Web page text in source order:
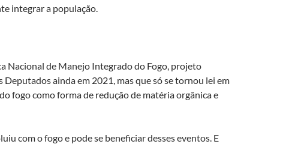
integrar a população.
Nacional de Manejo Integrado do Fogo, projeto
ainda em 2021, mas que só se tornou lei em
fogo como forma de redução de matéria orgânica e
com o fogo e pode se beneficiar desses eventos. E